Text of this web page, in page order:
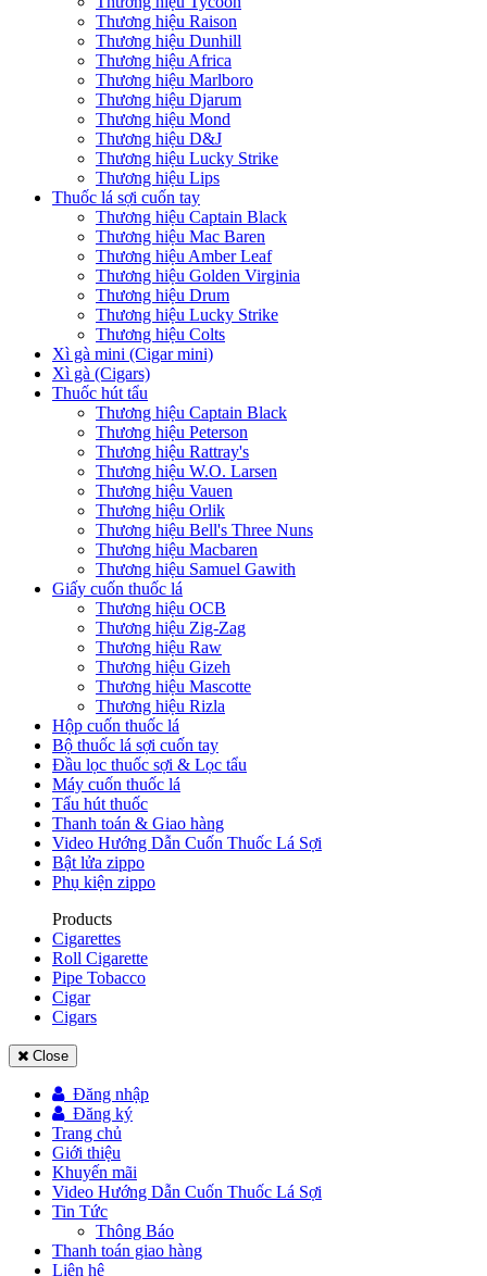
Thương hiệu Raison
Thương hiệu Dunhill
Thương hiệu Africa
Thương hiệu Marlboro
Thương hiệu Djarum
Thương hiệu Mond
Thương hiệu D&J
Thương hiệu Lucky Strike
Thương hiệu Lips
Thuốc lá sợi cuốn tay
Thương hiệu Captain Black
Thương hiệu Mac Baren
Thương hiệu Amber Leaf
Thương hiệu Golden Virginia
Thương hiệu Drum
Thương hiệu Lucky Strike
Thương hiệu Colts
Xì gà mini (Cigar mini)
Xì gà (Cigars)
Thuốc hút tẩu
Thương hiệu Captain Black
Thương hiệu Peterson
Thương hiệu Rattray's
Thương hiệu W.O. Larsen
Thương hiệu Vauen
Thương hiệu Orlik
Thương hiệu Bell's Three Nuns
Thương hiệu Macbaren
Thương hiệu Samuel Gawith
Giấy cuốn thuốc lá
Thương hiệu OCB
Thương hiệu Zig-Zag
Thương hiệu Raw
Thương hiệu Gizeh
Thương hiệu Mascotte
Thương hiệu Rizla
Hộp cuốn thuốc lá
Bộ thuốc lá sợi cuốn tay
Đầu lọc thuốc sợi & Lọc tẩu
Máy cuốn thuốc lá
Tẩu hút thuốc
Thanh toán & Giao hàng
Video Hướng Dẫn Cuốn Thuốc Lá Sợi
Bật lửa zippo
Phụ kiện zippo
Products
Cigarettes
Roll Cigarette
Pipe Tobacco
Cigar
Cigars
Close
Đăng nhập
Đăng ký
Trang chủ
Giới thiệu
Khuyến mãi
Video Hướng Dẫn Cuốn Thuốc Lá Sợi
Tin Tức
Thông Báo
Thanh toán giao hàng
Liên hệ